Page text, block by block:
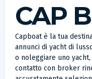
CAP
Capboat è la tua
annunci di yacht di
o noleggiare uno
contatto con broker